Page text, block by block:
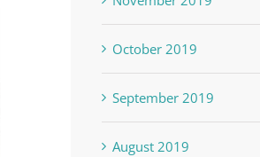
October 2019
September 2019
August 2019